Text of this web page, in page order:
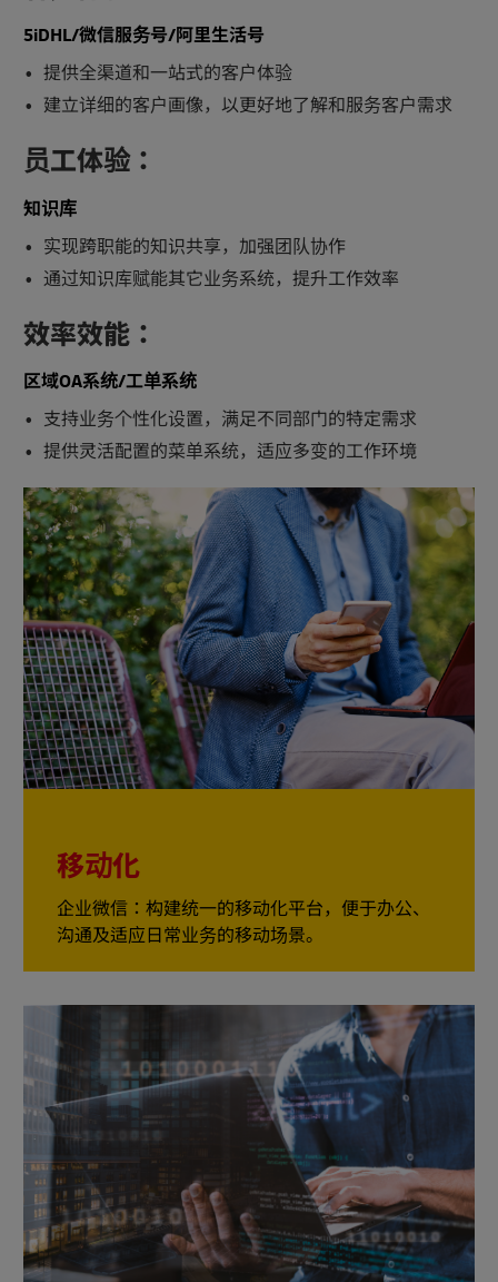
5iDHL/微信服务号/阿里生活号
提供全渠道和一站式的客户体验
建立详细的客户画像，以更好地了解和服务客户需求
员工体验：
知识库
实现跨职能的知识共享，加强团队协作
通过知识库赋能其它业务系统，提升工作效率
效率效能：
区域OA系统/工单系统
支持业务个性化设置，满足不同部门的特定需求
提供灵活配置的菜单系统，适应多变的工作环境
移动化
企业微信：构建统一的移动化平台，便于办公、
沟通及适应日常业务的移动场景。